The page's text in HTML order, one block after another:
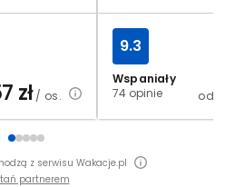
zł/ os.
Wspaniały
74 opinie
9.3
od
z serwisu Wakacje.pl
partnerem